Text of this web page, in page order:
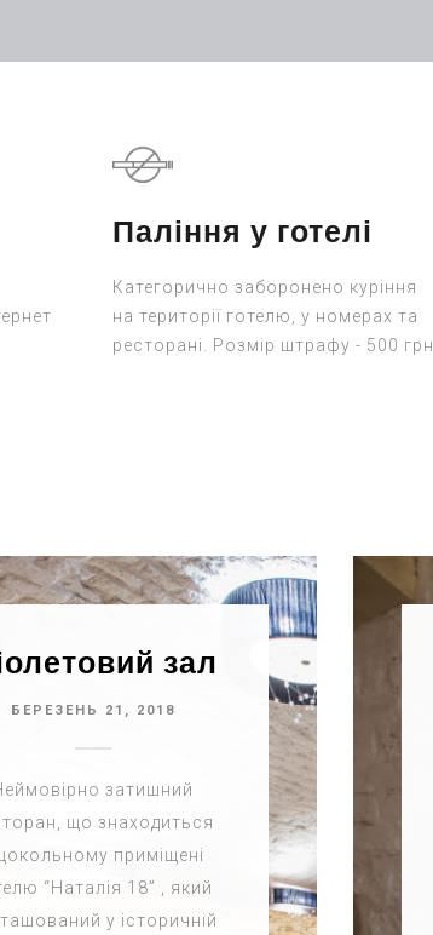
Паління у готелі
Категорично заборонено куріння
на території готелю, у номерах та
ресторані. Розмір штрафу - 500 грн.
зал
БЕРЕЗЕНЬ 21, 2018
затишний
що знаходиться
приміщені
“Наталія 18” , який
у історичній